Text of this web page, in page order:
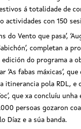
á totalidade de
actividades con 150
do Vento que pasa’,
completan a
do programa a
‘As fabas máxicas’,
itinerancia pola RDL, e
que xa concluíu
persoas gozaron
Díaz e a súa banda.